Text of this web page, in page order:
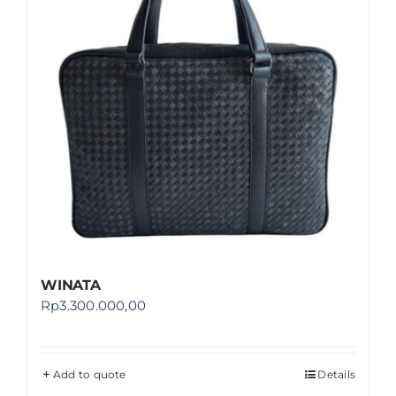
WINATA
Rp3.300.000,00
Add to quote Details